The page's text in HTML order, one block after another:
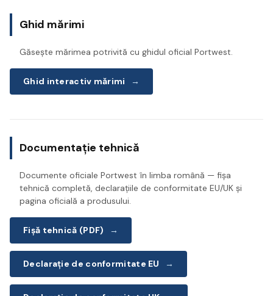
Ghid mărimi
Găsește mărimea potrivită cu ghidul oficial Portwest.
Ghid interactiv mărimi →
Documentație tehnică
Documente oficiale Portwest în limba română — fișa
tehnică completă, declarațiile de conformitate EU/UK și
pagina oficială a produsului.
Fișă tehnică (PDF) →
Declarație de conformitate EU →